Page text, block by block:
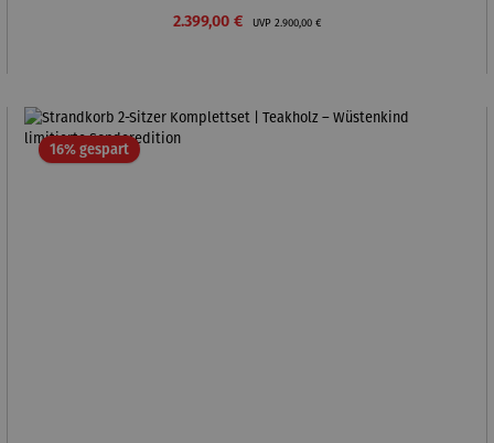
Verkaufspreis:
2.399,00 € UVP Regulärer Preis:
2.900,00 €
16% gespartRabatt